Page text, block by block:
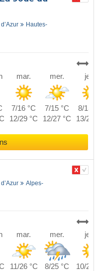
Hautes-
mar. mer. jeu.
7/16 °C 7/15 °C
8/15
12/29 °C 12/27 °C 13/28
Alpes-
mar. mer. jeu.
11/26 °C 8/25 °C
10/27